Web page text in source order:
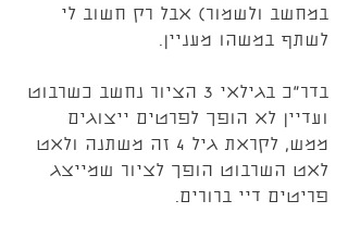
במחשב ולשמור) אבל רק חשוב לי
לשתף במשהו מעניין.
בדר"כ בגילאי 3 הציור נחשב כשרבוט
ועדיין לא הופך לפרטים ייצוגים
ממש, לקראת גיל 4 זה משתנה ולאט
לאט השרבוט הופך לציור שמייצג
פריטים דיי ברורים.